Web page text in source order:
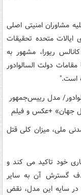
مشاوران امنیتی اصلی
ایالات متحده تحقیقات
ریورا، مشهور به
مقامات دولت السالوادور
است."
ملی، میزان کلی قتل
خود تاکید می کند و
گسترش آن به سایر
در سایه این مدل، نقض